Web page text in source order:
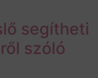
segítheti
szóló